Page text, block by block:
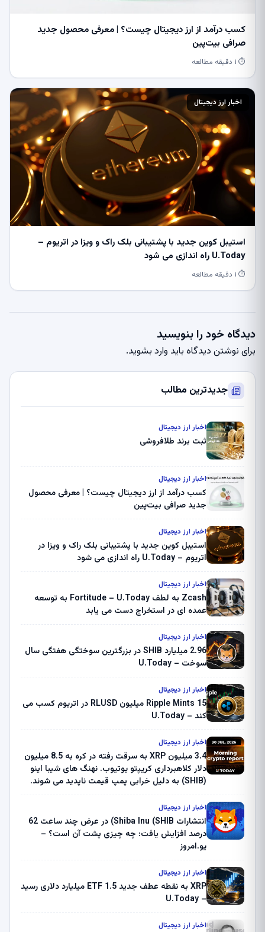
کسب درآمد از ارز دیجیتال چیست؟ | معرفی محصول جدید
صرافی بیت‌پین
⏱ ۱ دقیقه مطالعه
اخبار ارز دیجیتال
استیبل کوین جدید با پشتیبانی بلک راک و ویزا در اتریوم –
U.Today راه اندازی می شود
⏱ ۱ دقیقه مطالعه
دیدگاه خود را بنویسید
برای نوشتن دیدگاه باید وارد بشوید.
جدیدترین مطالب
اخبار ارز دیجیتال
ثبت برند طلافروشی
اخبار ارز دیجیتال
کسب درآمد از ارز دیجیتال چیست؟ | معرفی محصول
جدید صرافی بیت‌پین
اخبار ارز دیجیتال
استیبل کوین جدید با پشتیبانی بلک راک و ویزا در
اتریوم – U.Today راه اندازی می شود
اخبار ارز دیجیتال
Zcash به لطف Fortitude – U.Today به توسعه
عمده ای در استخراج دست می یابد
اخبار ارز دیجیتال
2.96 میلیارد SHIB در بزرگترین سوختگی هفتگی سال
سوخت – U.Today
اخبار ارز دیجیتال
Ripple Mints 15 میلیون RLUSD در اتریوم کسب می
کند – U.Today
اخبار ارز دیجیتال
3.4 میلیون XRP به سرقت رفته در کره به 8.5 میلیون
دلار کلاهبرداری کریپتو یوتیوب. نهنگ های شیبا اینو
(SHIB) به دلیل خرابی پمپ قیمت ناپدید می شوند.
ثبت کرد – گزارش کریپتو صبح – U.Today
اخبار ارز دیجیتال
انتشارات Shiba Inu (SHIB) در عرض چند ساعت 62
درصد افزایش یافت: چه چیزی پشت آن است؟ –
یو.امروز
اخبار ارز دیجیتال
XRP به نقطه عطف جدید ETF 1.5 میلیارد دلاری رسید
– U.Today
اخبار ارز دیجیتال